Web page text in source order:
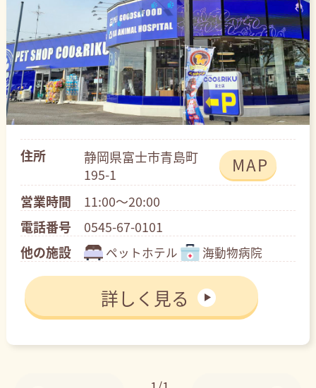
住所
静岡県富士市青島町
195-1
MAP
営業時間
11:00～20:00
電話番号
0545-67-0101
他の施設
ペットホテル 海動物病院
詳しく見る